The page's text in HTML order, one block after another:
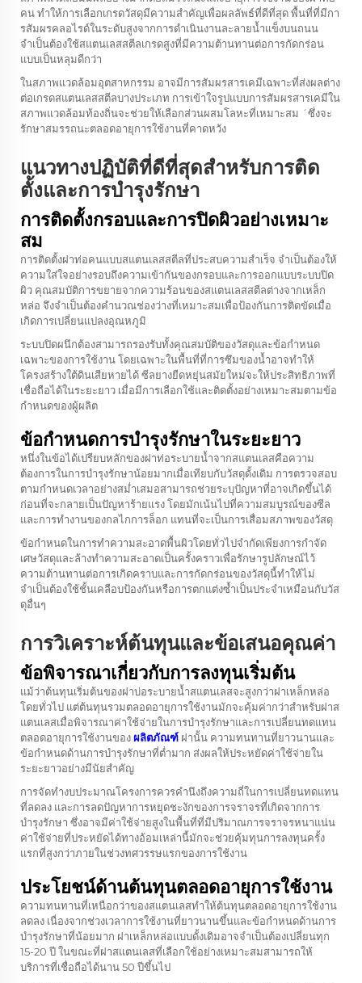
คน ทำให้การเลือกเกรดวัสดุมีความสำคัญเพื่อผลลัพธ์ที่ดีที่สุด พื้นที่ที่มีกา
รสัมผรคลอไรด์ในระดับสูงจากการดำเนินงานละลายน้ำแข็งบนถนน
จำเป็นต้องใช้สแตนเลสสตีลเกรดสูงที่มีความต้านทานต่อการกัดกร่อน
แบบเป็นหลุมดีกว่า
ในสภาพแวดล้อมอุตสาหกรรม อาจมีการสัมผรสารเคมีเฉพาะที่ส่งผลต่าง
ต่อเกรดสแตนเลสสตีลบางประเภท การเข้าใจรูปแบบการสัมผรสารเคมีใน
สภาพแวดล้อมท้องถิ่นจะช่วยให้เลือกส่วนผสมโลหะที่เหมาะสม ´ซึ่งจะ
รักษาสมรรถนะตลอดอายุการใช้งานที่คาดหวัง
แนวทางปฏิบัติที่ดีที่สุดสำหรับการติด
ตั้งและการบำรุงรักษา
การติดตั้งกรอบและการปิดผิวอย่างเหมาะ
สม
การติดตั้งฝาท่อคนแบบสแตนเลสสตีลที่ประสบความสำเร็จ จำเป็นต้องให้
ความใส่ใจอย่างรอบถึงความเข้ากันของกรอบและการออกแบบระบบปิด
ผิว คุณสมบัติการขยายจากความร้อนของสแตนเลสสตีลต่างจากเหล็ก
หล่อ จึงจำเป็นต้องคำนวณช่องว่างที่เหมาะสมเพื่อป้องกันการติดขัดเมื่อ
เกิดการเปลี่ยนแปลงอุณหภูมิ
ระบบปิดผนึกต้องสามารถรองรับทั้งคุณสมบัติของวัสดุและข้อกำหนด
เฉพาะของการใช้งาน โดยเฉพาะในพื้นที่ที่การซึมของน้ำอาจทำให้
โครงสร้างใต้ดินเสียหายได้ ซีลยางยืดหยุ่นสมัยใหม่จะให้ประสิทธิภาพที่
เชื่อถือได้ในระยะยาว เมื่อมีการเลือกใช้และติดตั้งอย่างเหมาะสมตามข้อ
กำหนดของผู้ผลิต
ข้อกำหนดการบำรุงรักษาในระยะยาว
หนึ่งในข้อได้เปรียบหลักของฝาท่อระบายน้ำจากสแตนเลสคือความ
ต้องการในการบำรุงรักษาน้อยมากเมื่อเทียบกับวัสดุดั้งเดิม การตรวจสอบ
ตามกำหนดเวลาอย่างสม่ำเสมอสามารถช่วยระบุปัญหาที่อาจเกิดขึ้นได้
ก่อนที่จะกลายเป็นปัญหาร้ายแรง โดยมักเน้นไปที่ความสมบูรณ์ของซีล
และการทำงานของกลไกการล็อก แทนที่จะเป็นการเสื่อมสภาพของวัสดุ
ข้อกำหนดในการทำความสะอาดพื้นผิวโดยทั่วไปจำกัดเพียงการกำจัด
เศษวัสดุและล้างทำความสะอาดเป็นครั้งคราวเพื่อรักษารูปลักษณ์ไว้
ความต้านทานต่อการเกิดคราบและการกัดกร่อนของวัสดุนี้ทำให้ไม่
จำเป็นต้องใช้ชั้นเคลือบป้องกันหรือการตกแต่งซ้ำเป็นประจำเหมือนกับวัส
ดุอื่นๆ
การวิเคราะห์ต้นทุนและข้อเสนอคุณค่า
ข้อพิจารณาเกี่ยวกับการลงทุนเริ่มต้น
แม้ว่าต้นทุนเริ่มต้นของฝาบ่อระบายน้ำสแตนเลสจะสูงกว่าฝาเหล็กหล่อ
โดยทั่วไป แต่ต้นทุนรวมตลอดอายุการใช้งานมักจะคุ้มค่ากว่าสำหรับฝาส
แตนเลสเมื่อพิจารณาค่าใช้จ่ายในการบำรุงรักษาและการเปลี่ยนทดแทน
ตลอดอายุการใช้งานของผลิตภัณฑ์ ฝานั้น ความทนทานที่ยาวนานและ
ข้อกำหนดด้านการบำรุงรักษาที่ต่ำมาก ส่งผลให้ประหยัดค่าใช้จ่ายใน
ระยะยาวอย่างมีนัยสำคัญ
การจัดทำงบประมาณโครงการควรคำนึงถึงความถี่ในการเปลี่ยนทดแทน
ที่ลดลง และการลดปัญหาการหยุดชะงักของการจราจรที่เกิดจากการ
บำรุงรักษา ซึ่งอาจมีค่าใช้จ่ายสูงในพื้นที่ที่มีปริมาณการจราจรหนาแน่น
ค่าใช้จ่ายที่ประหยัดได้ทางอ้อมเหล่านี้มักจะช่วยคุ้มทุนการลงทุนครั้ง
แรกที่สูงกว่าภายในช่วงทศวรรษแรกของการใช้งาน
ประโยชน์ด้านต้นทุนตลอดอายุการใช้งาน
ความทนทานที่เหนือกว่าของสแตนเลสทำให้ต้นทุนตลอดอายุการใช้งาน
ลดลง เนื่องจากช่วงเวลาการใช้งานที่ยาวนานขึ้นและข้อกำหนดด้านการ
บำรุงรักษาที่น้อยมาก ฝาเหล็กหล่อแบบดั้งเดิมอาจจำเป็นต้องเปลี่ยนทุก
15-20 ปี ในขณะที่ฝาสแตนเลสที่เลือกใช้อย่างเหมาะสมสามารถให้
บริการที่เชื่อถือได้นาน 50 ปีขึ้นไป